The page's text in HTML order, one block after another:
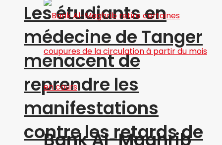
Les étudiants en
médecine de Tanger
menacent de
reprendre les
manifestations
contre les retards de
Bank Al-Maghrib